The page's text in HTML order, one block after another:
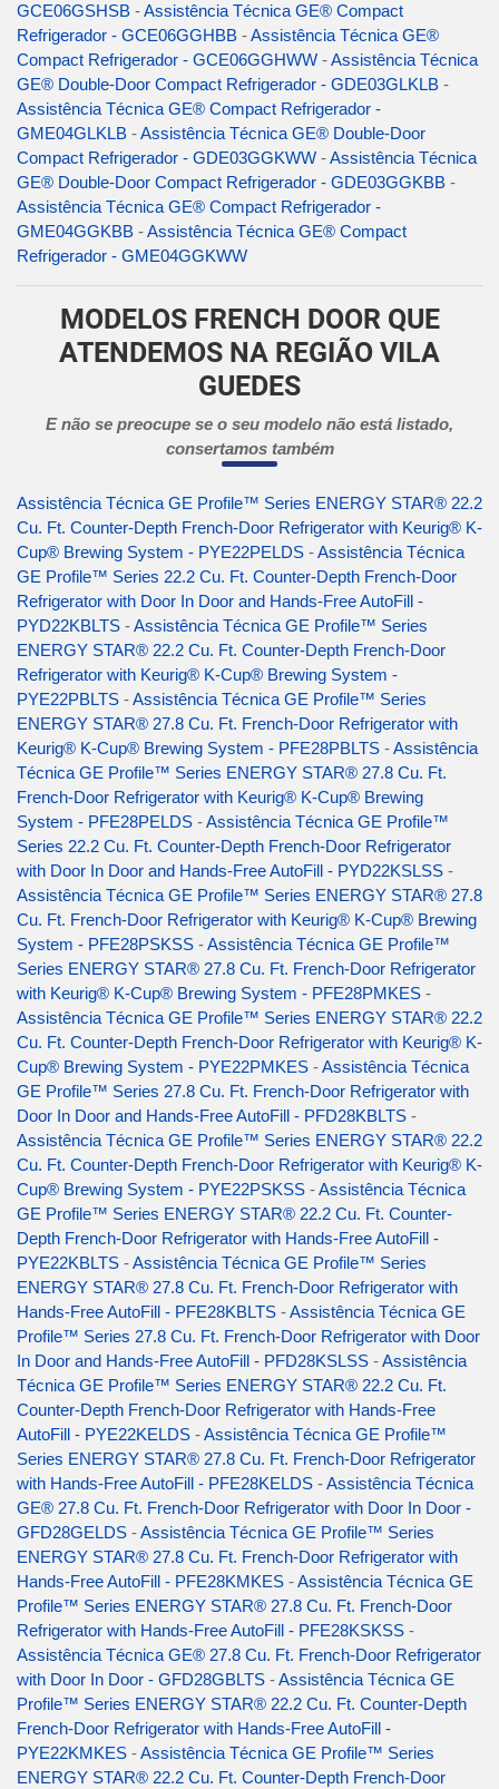
GCE06GSHSB -Assistência Técnica GE® Compact
Refrigerador - GCE06GGHBB -Assistência Técnica GE®
Compact Refrigerador - GCE06GGHWW -Assistência Técnica
GE® Double-Door Compact Refrigerador - GDE03GLKLB -
Assistência Técnica GE® Compact Refrigerador -
GME04GLKLB -Assistência Técnica GE® Double-Door
Compact Refrigerador - GDE03GGKWW -Assistência Técnica
GE® Double-Door Compact Refrigerador - GDE03GGKBB -
Assistência Técnica GE® Compact Refrigerador -
GME04GGKBB -Assistência Técnica GE® Compact
Refrigerador - GME04GGKWW
MODELOS FRENCH DOOR QUE
ATENDEMOS NA REGIÃO VILA
GUEDES
E não se preocupe se o seu modelo não está listado,
consertamos também
Assistência Técnica GE Profile™ Series ENERGY STAR® 22.2
Cu. Ft. Counter-Depth French-Door Refrigerator with Keurig® K-
Cup® Brewing System - PYE22PELDS -Assistência Técnica
GE Profile™ Series 22.2 Cu. Ft. Counter-Depth French-Door
Refrigerator with Door In Door and Hands-Free AutoFill -
PYD22KBLTS -Assistência Técnica GE Profile™ Series
ENERGY STAR® 22.2 Cu. Ft. Counter-Depth French-Door
Refrigerator with Keurig® K-Cup® Brewing System -
PYE22PBLTS -Assistência Técnica GE Profile™ Series
ENERGY STAR® 27.8 Cu. Ft. French-Door Refrigerator with
Keurig® K-Cup® Brewing System - PFE28PBLTS -Assistência
Técnica GE Profile™ Series ENERGY STAR® 27.8 Cu. Ft.
French-Door Refrigerator with Keurig® K-Cup® Brewing
System - PFE28PELDS -Assistência Técnica GE Profile™
Series 22.2 Cu. Ft. Counter-Depth French-Door Refrigerator
with Door In Door and Hands-Free AutoFill - PYD22KSLSS -
Assistência Técnica GE Profile™ Series ENERGY STAR® 27.8
Cu. Ft. French-Door Refrigerator with Keurig® K-Cup® Brewing
System - PFE28PSKSS -Assistência Técnica GE Profile™
Series ENERGY STAR® 27.8 Cu. Ft. French-Door Refrigerator
with Keurig® K-Cup® Brewing System - PFE28PMKES -
Assistência Técnica GE Profile™ Series ENERGY STAR® 22.2
Cu. Ft. Counter-Depth French-Door Refrigerator with Keurig® K-
Cup® Brewing System - PYE22PMKES -Assistência Técnica
GE Profile™ Series 27.8 Cu. Ft. French-Door Refrigerator with
Door In Door and Hands-Free AutoFill - PFD28KBLTS -
Assistência Técnica GE Profile™ Series ENERGY STAR® 22.2
Cu. Ft. Counter-Depth French-Door Refrigerator with Keurig® K-
Cup® Brewing System - PYE22PSKSS -Assistência Técnica
GE Profile™ Series ENERGY STAR® 22.2 Cu. Ft. Counter-
Depth French-Door Refrigerator with Hands-Free AutoFill -
PYE22KBLTS -Assistência Técnica GE Profile™ Series
ENERGY STAR® 27.8 Cu. Ft. French-Door Refrigerator with
Hands-Free AutoFill - PFE28KBLTS -Assistência Técnica GE
Profile™ Series 27.8 Cu. Ft. French-Door Refrigerator with Door
In Door and Hands-Free AutoFill - PFD28KSLSS -Assistência
Técnica GE Profile™ Series ENERGY STAR® 22.2 Cu. Ft.
Counter-Depth French-Door Refrigerator with Hands-Free
AutoFill - PYE22KELDS -Assistência Técnica GE Profile™
Series ENERGY STAR® 27.8 Cu. Ft. French-Door Refrigerator
with Hands-Free AutoFill - PFE28KELDS -Assistência Técnica
GE® 27.8 Cu. Ft. French-Door Refrigerator with Door In Door -
GFD28GELDS -Assistência Técnica GE Profile™ Series
ENERGY STAR® 27.8 Cu. Ft. French-Door Refrigerator with
Hands-Free AutoFill - PFE28KMKES -Assistência Técnica GE
Profile™ Series ENERGY STAR® 27.8 Cu. Ft. French-Door
Refrigerator with Hands-Free AutoFill - PFE28KSKSS -
Assistência Técnica GE® 27.8 Cu. Ft. French-Door Refrigerator
with Door In Door - GFD28GBLTS -Assistência Técnica GE
Profile™ Series ENERGY STAR® 22.2 Cu. Ft. Counter-Depth
French-Door Refrigerator with Hands-Free AutoFill -
PYE22KMKES -Assistência Técnica GE Profile™ Series
ENERGY STAR® 22.2 Cu. Ft. Counter-Depth French-Door